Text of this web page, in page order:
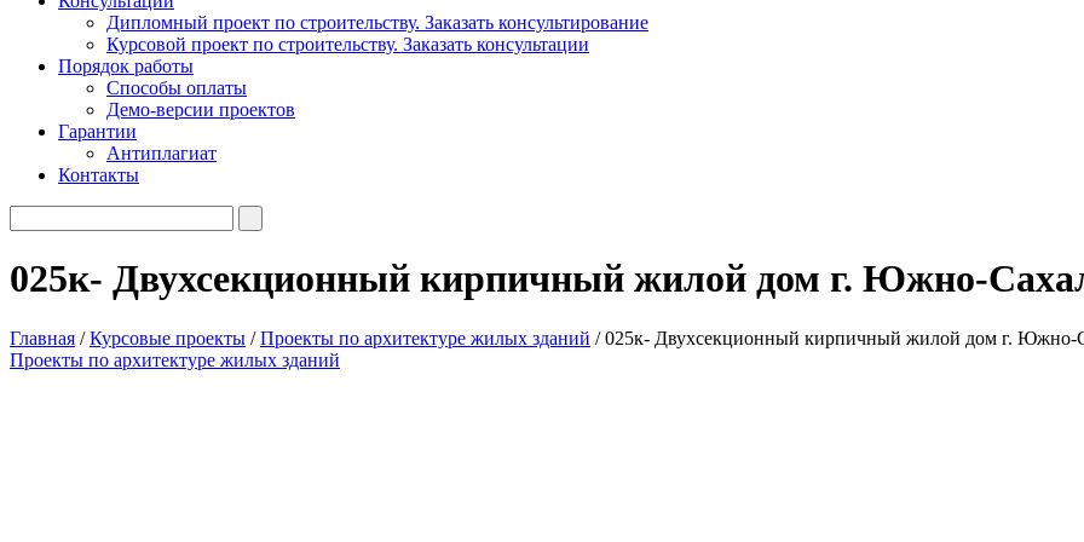
Дипломный проект по строительству. Заказать консультирование
Курсовой проект по строительству. Заказать консультации
Порядок работы
Способы оплаты
Демо-версии проектов
Гарантии
Антиплагиат
Контакты
025к- Двухсекционный кирпичный жилой дом г. Южно-
Главная /Курсовые проекты /Проекты по архитектуре жилых зданий / 025к- Двухсекционный кирпичный жилой дом г. Южно-
Проекты по архитектуре жилых зданий